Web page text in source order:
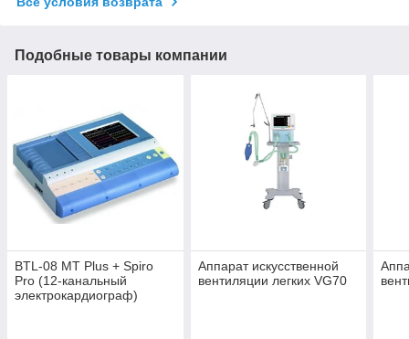
Подобные товары компании
BTL-08 MT Plus + Spiro
Pro (12-канальный
электрокардиограф)
Аппарат искусственной
вентиляции легких VG70